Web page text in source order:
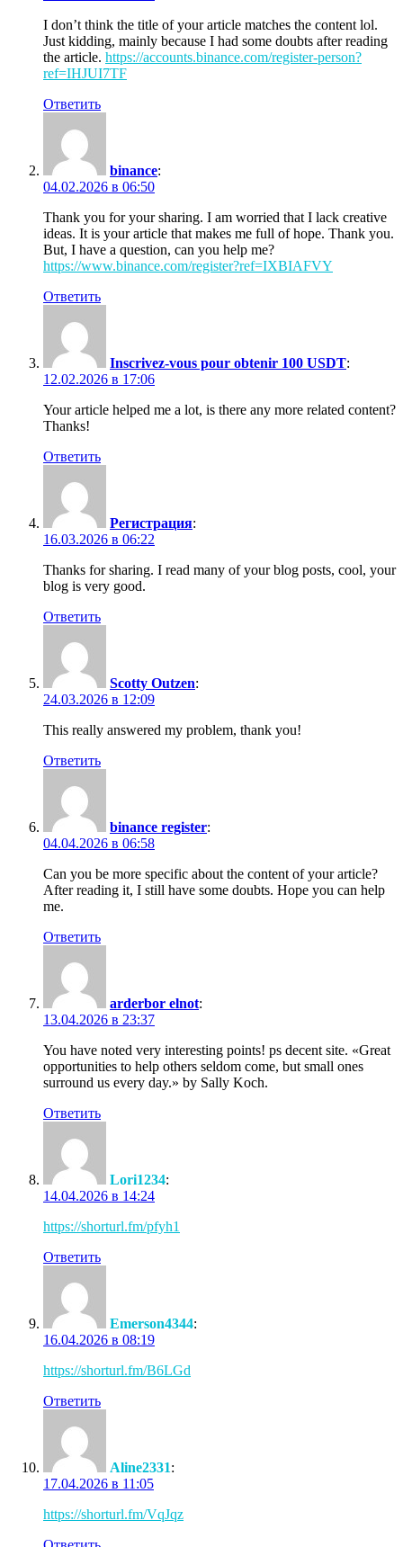
I don’t think the title of your article matches the content lol.
Just kidding, mainly because I had some doubts after reading
the article. https://accounts.binance.com/register-person?
ref=IHJUI7TF
Ответить
binance:
04.02.2026 в 06:50
Thank you for your sharing. I am worried that I lack creative
ideas. It is your article that makes me full of hope. Thank you.
But, I have a question, can you help me?
https://www.binance.com/register?ref=IXBIAFVY
Ответить
Inscrivez-vous pour obtenir 100 USDT:
12.02.2026 в 17:06
Your article helped me a lot, is there any more related content?
Thanks!
Ответить
Регистрация:
16.03.2026 в 06:22
Thanks for sharing. I read many of your blog posts, cool, your
blog is very good.
Ответить
Scotty Outzen:
24.03.2026 в 12:09
This really answered my problem, thank you!
Ответить
binance register:
04.04.2026 в 06:58
Can you be more specific about the content of your article?
After reading it, I still have some doubts. Hope you can help
me.
Ответить
arderbor elnot:
13.04.2026 в 23:37
You have noted very interesting points! ps decent site. «Great
opportunities to help others seldom come, but small ones
surround us every day.» by Sally Koch.
Ответить
Lori1234:
14.04.2026 в 14:24
https://shorturl.fm/pfyh1
Ответить
Emerson4344:
16.04.2026 в 08:19
https://shorturl.fm/B6LGd
Ответить
Aline2331:
17.04.2026 в 11:05
https://shorturl.fm/VqJqz